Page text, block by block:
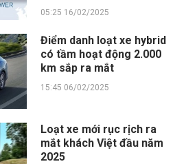
05:25 16/02/2025
Điểm danh loạt xe hybrid
có tầm hoạt động 2.000
km sắp ra mắt
15:45 06/02/2025
Loạt xe mới rục rịch ra
mắt khách Việt đầu năm
2025